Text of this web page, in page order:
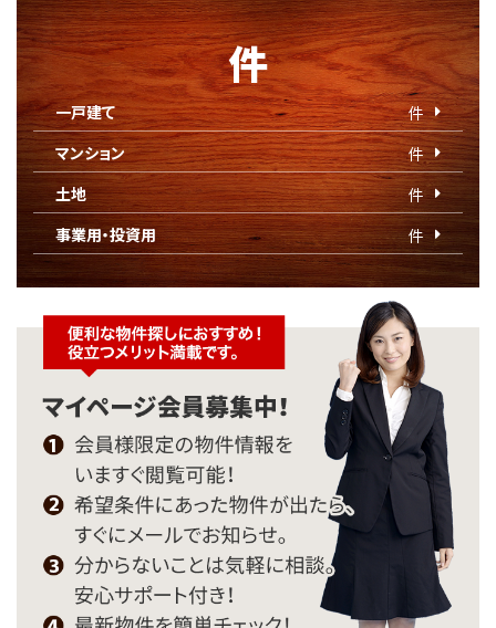
件
一戸建て
件
マンション
件
土地
件
事業用・投資用
件